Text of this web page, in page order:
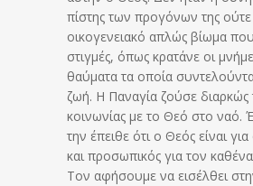
πίστης των προγόνων της
οικογενειακό απλώς βίωμα
στιγμές, όπως κρατάνε οι
θαύματα τα οποία
ζωή. Η Παναγία ζούσε διαρκώς
κοινωνίας με το Θεό στο ναό.
την έπειθε ότι ο Θεός είναι
και προσωπικός για τον
Τον αφήσουμε να εισέλθει